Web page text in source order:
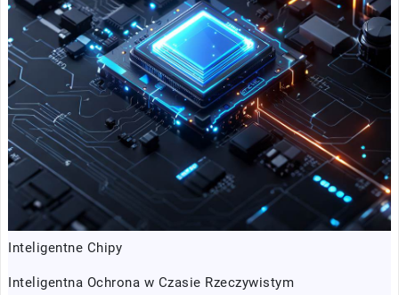
Inteligentne Chipy
Inteligentna Ochrona w Czasie Rzeczywistym